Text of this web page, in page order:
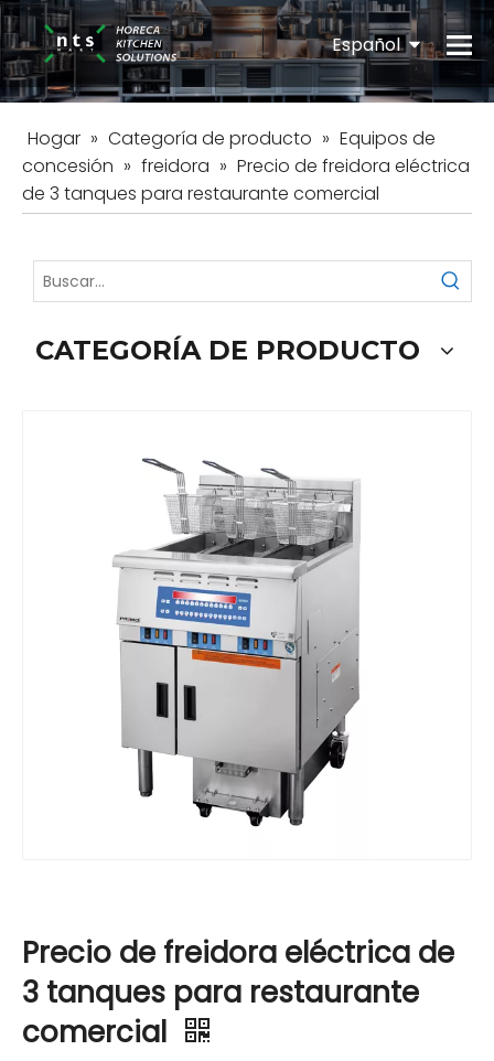
Español
English
Hogar » Categoría de producto » Equipos de
concesión » freidora » Precio de freidora eléctrica
de 3 tanques para restaurante comercial
CATEGORÍA DE PRODUCTO
Precio de freidora eléctrica de
3 tanques para restaurante
comercial